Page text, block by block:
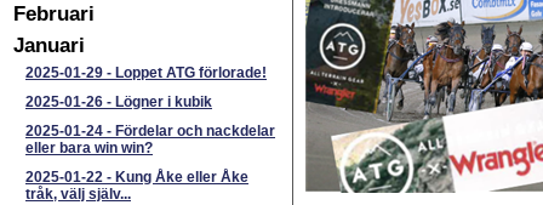
Februari
Januari
2025-01-29 - Loppet ATG förlorade!
2025-01-26 - Lögner i kubik
2025-01-24 - Fördelar och nackdelar
eller bara win win?
2025-01-22 - Kung Åke eller Åke
tråk, välj själv...